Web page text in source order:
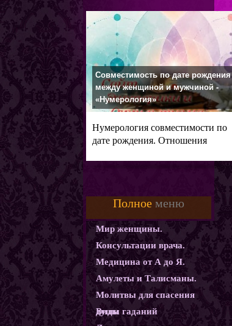
Совместимость по дате рождения
между женщиной и мужчиной -
«Нумерология»
Нумерология совместимости по
дате рождения. Отношения
Полное меню
Мир женщины.
Консультации врача.
Медицина от А до Я.
Амулеты и Талисманы.
Молитвы для спасения
души
Виды гаданий